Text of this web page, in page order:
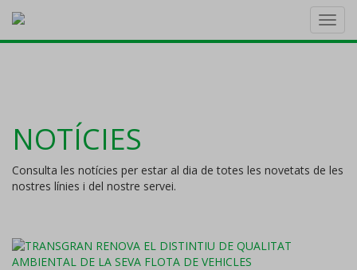
NOTÍCIES
Consulta les notícies per estar al dia de totes les novetats de les
nostres línies i del nostre servei.